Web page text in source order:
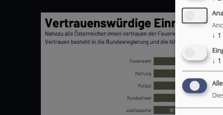
↓ 1
↓ 1